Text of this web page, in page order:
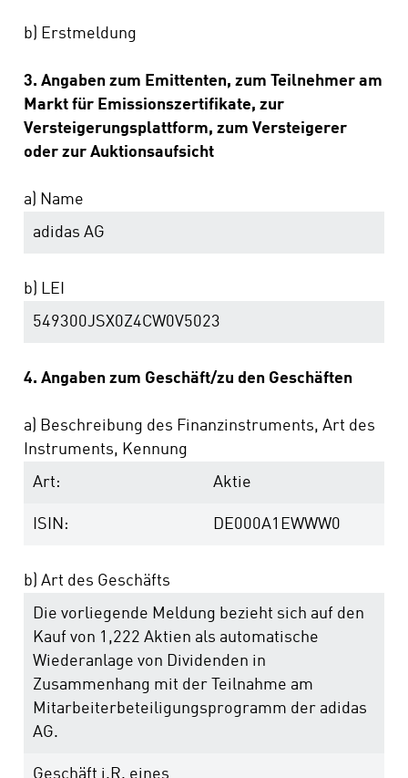
b) Erstmeldung
3. Angaben zum Emittenten, zum Teilnehmer am
Markt für Emissionszertifikate, zur
Versteigerungsplattform, zum Versteigerer
oder zur Auktionsaufsicht
a) Name
adidas AG
b) LEI
549300JSX0Z4CW0V5023
4. Angaben zum Geschäft/zu den Geschäften
a) Beschreibung des Finanzinstruments, Art des
Instruments, Kennung
Art:
Aktie
ISIN: DE000A1EWWW0
b) Art des Geschäfts
Die vorliegende Meldung bezieht sich auf den
Kauf von 1,222 Aktien als automatische
Wiederanlage von Dividenden in
Zusammenhang mit der Teilnahme am
Mitarbeiterbeteiligungsprogramm der adidas
AG.
Geschäft i.R. eines